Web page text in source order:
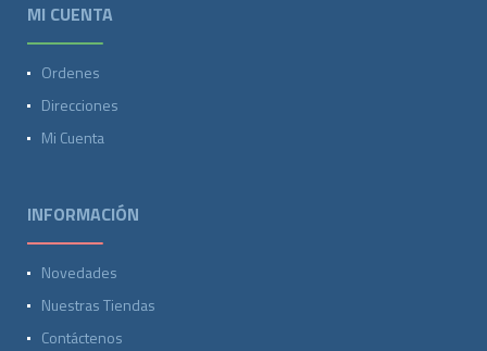
MI CUENTA
Ordenes
Direcciones
Mi Cuenta
INFORMACIÓN
Novedades
Nuestras Tiendas
Contáctenos